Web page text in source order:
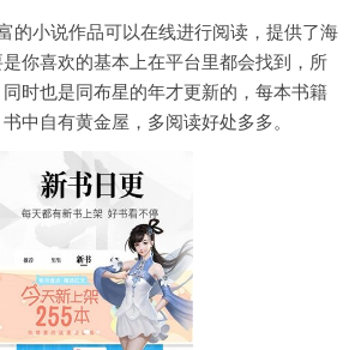
的小说作品可以在线进行阅读，提供了海
你喜欢的基本上在平台里都会找到，所
时也是同布星的年才更新的，每本书籍
中自有黄金屋，多阅读好处多多。